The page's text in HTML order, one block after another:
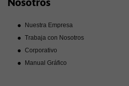
Nuestra Empresa
Trabaja con Nosotros
Corporativo
Manual Gráfico